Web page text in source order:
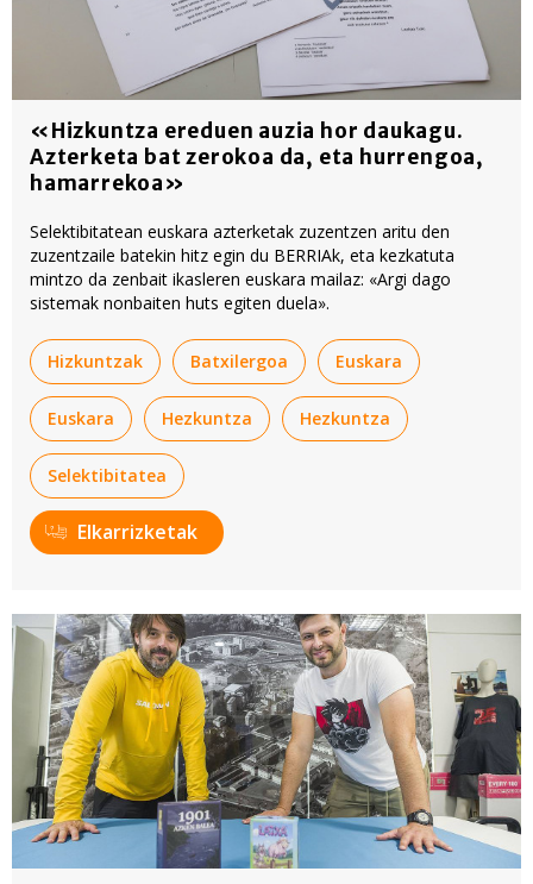
«Hizkuntza ereduen auzia hor daukagu.
Azterketa bat zerokoa da, eta hurrengoa,
hamarrekoa»
Selektibitatean euskara azterketak zuzentzen aritu den
zuzentzaile batekin hitz egin du BERRIAk, eta kezkatuta
mintzo da zenbait ikasleren euskara mailaz: «Argi dago
sistemak nonbaiten huts egiten duela».
Hizkuntzak Batxilergoa Euskara
Euskara Hezkuntza Hezkuntza
Selektibitatea
Elkarrizketak